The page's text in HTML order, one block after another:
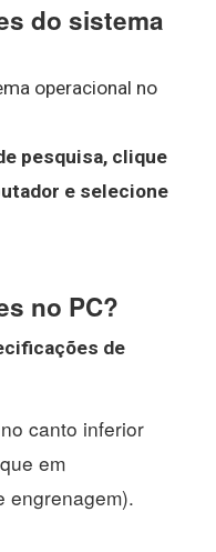
do sistema
operacional no
pesquisa, clique
e selecione
no PC?
de
canto inferior
em
engrenagem).